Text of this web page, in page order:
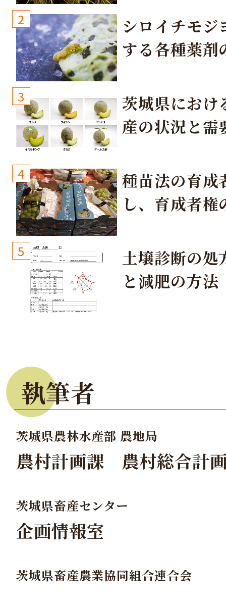
2
シロイチモジ
する各種薬剤
3
茨城県におけ
産の状況と需
4
種苗法の育成
し、育成者権
しょう！
5
土壌診断の処
と減肥の方法
執筆者
茨城県農林水産部 農地局
農村計画課 農村総合計
茨城県畜産センター
企画情報室
茨城県畜産農業協同組合連合会